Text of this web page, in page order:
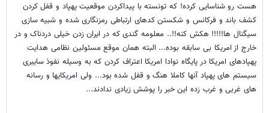
هست رو شناسایی کرده! که تونسته با پیداکردن موقعیت پهپاد و قفل کردن
کشف باند و فرکانس و شکستن کدهای ارتباطی رمزنگاری شده و شبیه سازی
سیگنال ها!!!!! هکش کنه!!.. معلومه گندی که در ایران زدن خیلی دردناک و در
خارج از امریکا بی سابقه بوده... البته همان موقع مسئولین نظامی هدایت
پهپادهای امریکا در پایگاه نوادا امریکا اعتراف کردن که به وسیله نفوذ سایبری
سیستم های پهپاد آنها کاملا هنگ و قفل شده بود... ولی امریکایها و رسانه
های غربی و غرب زده این خبر را پوشش زیادی ندادند...